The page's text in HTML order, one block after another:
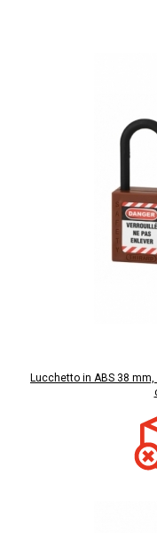
Lucchetto in ABS 38